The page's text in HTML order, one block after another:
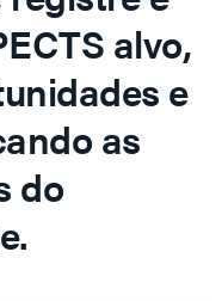
alvo,
e
as
do